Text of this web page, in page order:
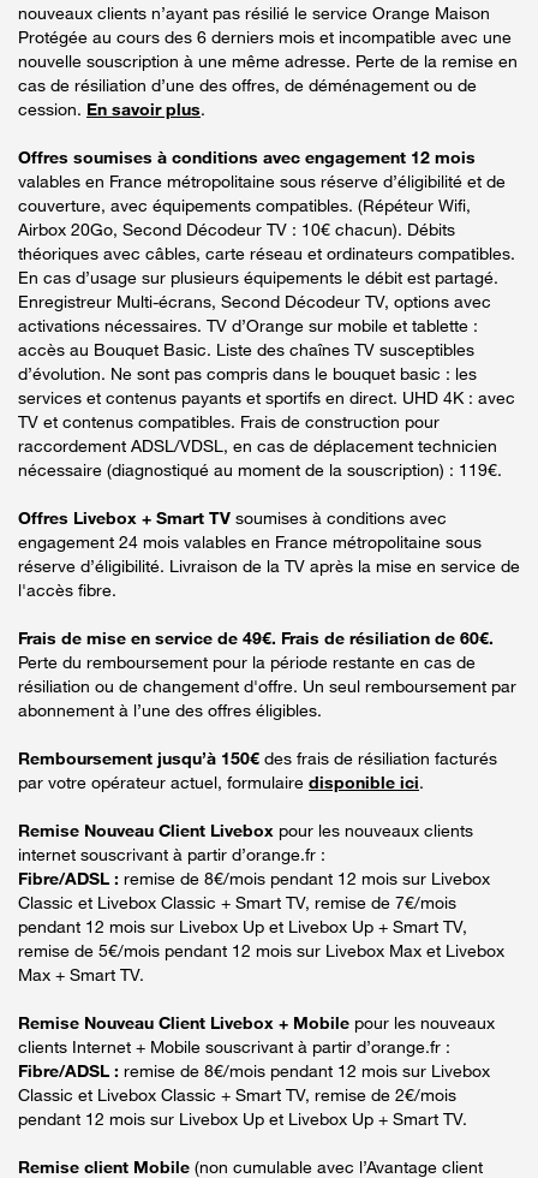
nouveaux clients n’ayant pas résilié le service Orange Maison
Protégée au cours des 6 derniers mois et incompatible avec une
nouvelle souscription à une même adresse. Perte de la remise en
cas de résiliation d’une des offres, de déménagement ou de
cession. En savoir plus.
Offres soumises à conditions avec engagement 12 mois
valables en France métropolitaine sous réserve d’éligibilité et de
couverture, avec équipements compatibles. (Répéteur Wifi,
Airbox 20Go, Second Décodeur TV : 10€ chacun). Débits
théoriques avec câbles, carte réseau et ordinateurs compatibles.
En cas d’usage sur plusieurs équipements le débit est partagé.
Enregistreur Multi-écrans, Second Décodeur TV, options avec
activations nécessaires. TV d’Orange sur mobile et tablette :
accès au Bouquet Basic. Liste des chaînes TV susceptibles
d’évolution. Ne sont pas compris dans le bouquet basic : les
services et contenus payants et sportifs en direct. UHD 4K : avec
TV et contenus compatibles. Frais de construction pour
raccordement ADSL/VDSL, en cas de déplacement technicien
nécessaire (diagnostiqué au moment de la souscription) : 119€.
Offres Livebox + Smart TV soumises à conditions avec
engagement 24 mois valables en France métropolitaine sous
réserve d’éligibilité. Livraison de la TV après la mise en service de
l'accès fibre.
Frais de mise en service de 49€. Frais de résiliation de 60€.
Perte du remboursement pour la période restante en cas de
résiliation ou de changement d'offre. Un seul remboursement par
abonnement à l’une des offres éligibles.
Remboursement jusqu’à 150€ des frais de résiliation facturés
par votre opérateur actuel, formulaire disponible ici.
Remise Nouveau Client Livebox pour les nouveaux clients
internet souscrivant à partir d’orange.fr :
Fibre/ADSL : remise de 8€/mois pendant 12 mois sur Livebox
Classic et Livebox Classic + Smart TV, remise de 7€/mois
pendant 12 mois sur Livebox Up et Livebox Up + Smart TV,
remise de 5€/mois pendant 12 mois sur Livebox Max et Livebox
Max + Smart TV.
Remise Nouveau Client Livebox + Mobile pour les nouveaux
clients Internet + Mobile souscrivant à partir d’orange.fr :
Fibre/ADSL : remise de 8€/mois pendant 12 mois sur Livebox
Classic et Livebox Classic + Smart TV, remise de 2€/mois
pendant 12 mois sur Livebox Up et Livebox Up + Smart TV.
Remise client Mobile (non cumulable avec l’Avantage client